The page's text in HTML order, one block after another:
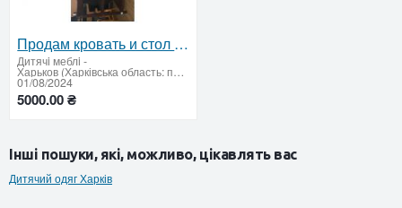
Продам кровать и стол для пеленания
Дитячi меблi -
Харьков (Харківська область: продати купити)
01/08/2024
5000.00 ₴
Інші пошуки, які, можливо, цікавлять вас
Дитячий одяг Харків